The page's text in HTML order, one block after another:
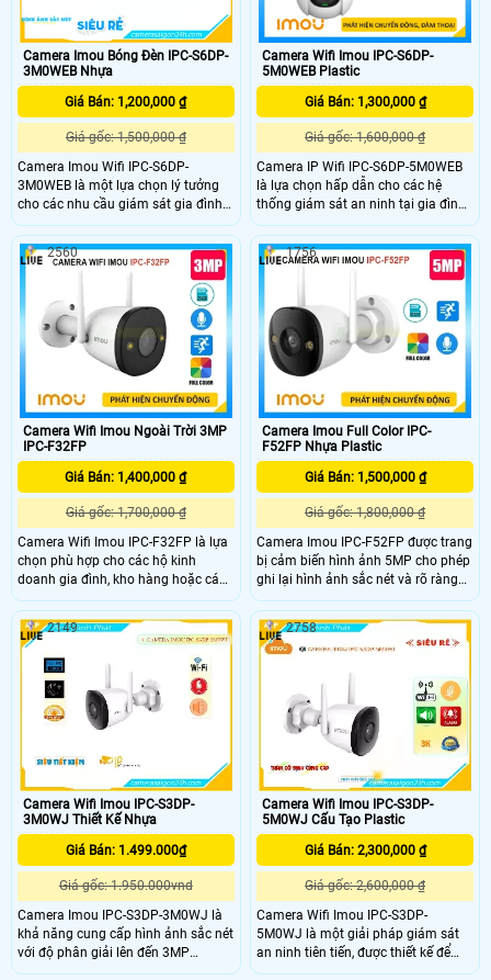
Camera Imou Bóng Đèn IPC-S6DP-
3M0WEB Nhựa
Giá Bán: 1,200,000 ₫
Giá gốc: 1,500,000 ₫
Camera Imou Wifi IPC-S6DP-
3M0WEB là một lựa chọn lý tưởng
cho các nhu cầu giám sát gia đình
hoặc văn phòng, với sự kết hợp giữa
chất lượng hình ảnh tốt tính năng
thông minh và khả năng kết nối linh
Camera Wifi Imou IPC-S6DP-
5M0WEB Plastic
Giá Bán: 1,300,000 ₫
Giá gốc: 1,600,000 ₫
Camera IP Wifi IPC-S6DP-5M0WEB
là lựa chọn hấp dẫn cho các hệ
thống giám sát an ninh tại gia đình
hoặc văn phòng, kết hợp giữa thiết
kế tiện lợi và các tính năng tiên tiến
Hỗ trợ thẻ nhớ lên đến 256GB cho
phép lưu trữ nhiều video ghi hình
mà không cần đến các thiết bị lưu
trữ bên ngoài.
Camera Wifi Imou Ngoài Trời 3MP
IPC-F32FP
Giá Bán: 1,400,000 ₫
Giá gốc: 1,700,000 ₫
Camera Wifi Imou IPC-F32FP là lựa
chọn phù hợp cho các hộ kinh
doanh gia đình, kho hàng hoặc các
khu vực cần giám sát ngoài trời với
yêu cầu về chất lượng hình ảnh và
tính năng thông minh giúp ghi lại
hình ảnh rõ nét và chi tiết của khu
vực giám sát tích hợp công nghệ
phát hiện chuyển động thông minh
giúp gửi thông báo khi có hoạt động
nghi ngờ xảy ra trong khu vực giám
2560
Camera Imou Full Color IPC-
F52FP Nhựa Plastic
Giá Bán: 1,500,000 ₫
Giá gốc: 1,800,000 ₫
Camera Imou IPC-F52FP được trang
bị cảm biến hình ảnh 5MP cho phép
ghi lại hình ảnh sắc nét và rõ ràng
ngay cả trong điều kiện ánh sáng
yếu. Tính năng full color của camera
cho phép bạn theo dõi trong bóng
tối với khoảng cách lên đến 30 mét
mà vẫn có màu ban đêm Imou IPC-
F52FP thiết kế chắc chắn và hiện
đại phù hợp với nhiều môi trường,
camera này có khả năng hoạt động
ổn định ngay cả trong những điều
kiện thời tiết khắc nghiệt nhất như
mưa to hay bụi bẩn
1756
Camera Wifi Imou IPC-S3DP-
3M0WJ Thiết Kế Nhựa
Giá Bán: 1.499.000₫
Giá gốc: 1.950.000vnd
Camera Imou IPC-S3DP-3M0WJ là
khả năng cung cấp hình ảnh sắc nét
với độ phân giải lên đến 3MP
Camera này còn được trang bị tính
2149
Camera Wifi Imou IPC-S3DP-
5M0WJ Cấu Tạo Plastic
Giá Bán: 2,300,000 ₫
Giá gốc: 2,600,000 ₫
Camera Wifi Imou IPC-S3DP-
5M0WJ là một giải pháp giám sát
an ninh tiên tiến, được thiết kế để
cung cấp hình ảnh chất lượng cao
2758